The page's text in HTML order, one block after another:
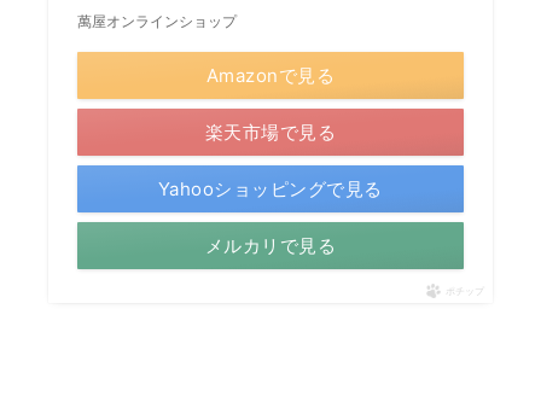
萬屋オンラインショップ
Amazonで見る
楽天市場で見る
Yahooショッピングで見る
メルカリで見る
ポチップ